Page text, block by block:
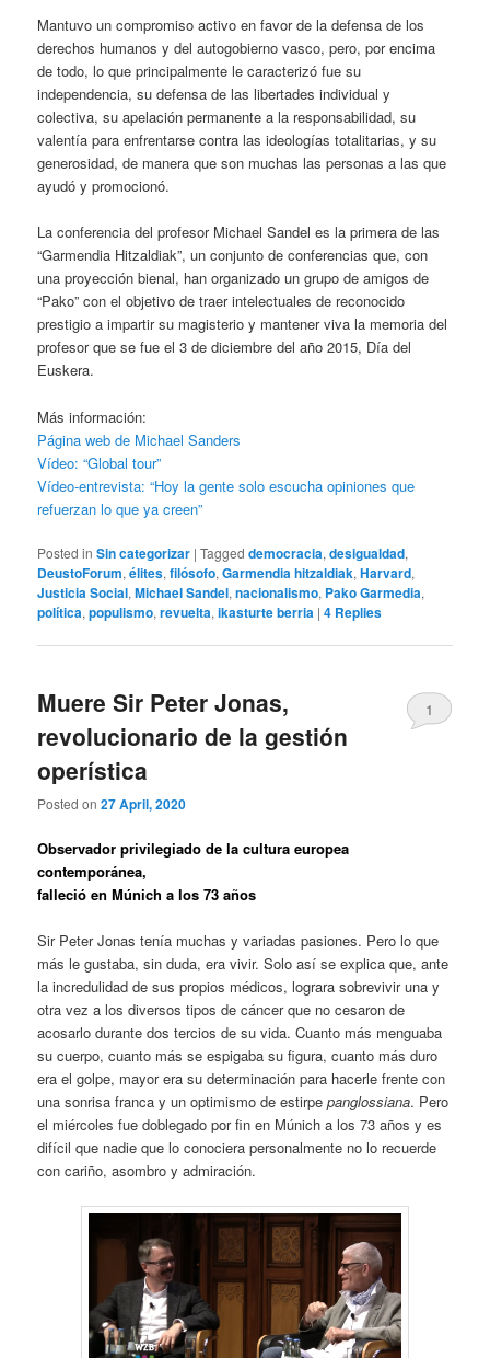
Mantuvo un compromiso activo en favor de la defensa de los
derechos humanos y del autogobierno vasco, pero, por encima
de todo, lo que principalmente le caracterizó fue su
independencia, su defensa de las libertades individual y
colectiva, su apelación permanente a la responsabilidad, su
valentía para enfrentarse contra las ideologías totalitarias, y su
generosidad, de manera que son muchas las personas a las que
ayudó y promocionó.
La conferencia del profesor Michael Sandel es la primera de las
“Garmendia Hitzaldiak”, un conjunto de conferencias que, con
una proyección bienal, han organizado un grupo de amigos de
“Pako” con el objetivo de traer intelectuales de reconocido
prestigio a impartir su magisterio y mantener viva la memoria del
profesor que se fue el 3 de diciembre del año 2015, Día del
Euskera.
Más información:
Página web de Michael Sanders
Vídeo: “Global tour”
Vídeo-entrevista: “Hoy la gente solo escucha opiniones que
refuerzan lo que ya creen”
Posted in Sin categorizar |Tagged democracia,desigualdad,
DeustoForum,élites,filósofo,Garmendia hitzaldiak,Harvard,
Justicia Social,Michael Sandel,nacionalismo, Pako Garmedia,
política,populismo,revuelta,ikasturte berria |4 Replies
Muere Sir Peter Jonas,
revolucionario de la gestión
operística
Posted on27 April, 2020
1
Observador privilegiado de la cultura europea
contemporánea,
falleció en Múnich a los 73 años
Sir Peter Jonas tenía muchas y variadas pasiones. Pero lo que
más le gustaba, sin duda, era vivir. Solo así se explica que, ante
la incredulidad de sus propios médicos, lograra sobrevivir una y
otra vez a los diversos tipos de cáncer que no cesaron de
acosarlo durante dos tercios de su vida. Cuanto más menguaba
su cuerpo, cuanto más se espigaba su figura, cuanto más duro
era el golpe, mayor era su determinación para hacerle frente con
una sonrisa franca y un optimismo de estirpepanglossiana. Pero
el miércoles fue doblegado por fin en Múnich a los 73 años y es
difícil que nadie que lo conociera personalmente no lo recuerde
con cariño, asombro y admiración.